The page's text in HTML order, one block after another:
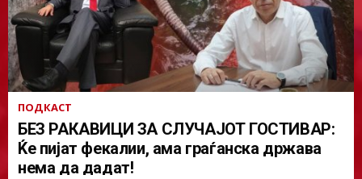
ПОДКАСТ
БЕЗ РАКАВИЦИ ЗА СЛУЧАЈОТ ГОСТИВАР:
Ќе пијат фекалии, ама граѓанска држава
нема да дадат!